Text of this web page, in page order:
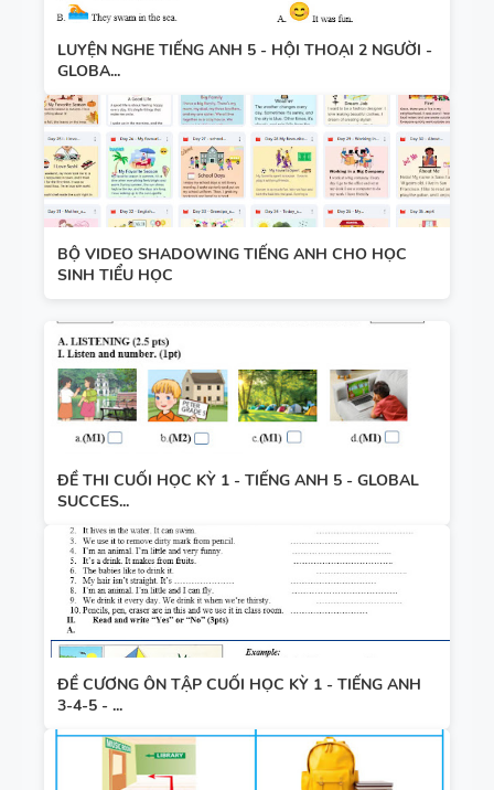
LUYỆN NGHE TIẾNG ANH 5 - HỘI THOẠI 2 NGƯỜI -
GLOBA...
BỘ VIDEO SHADOWING TIẾNG ANH CHO HỌC
SINH TIỂU HỌC
ĐỀ THI CUỐI HỌC KỲ 1 - TIẾNG ANH 5 - GLOBAL
SUCCES...
ĐỀ CƯƠNG ÔN TẬP CUỐI HỌC KỲ 1 - TIẾNG ANH
3-4-5 - ...